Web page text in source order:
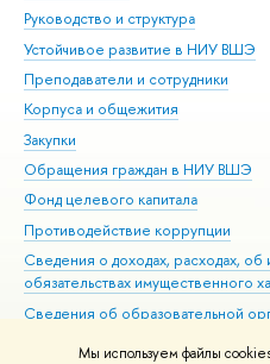
Мы используем файлы
Руководство и структура
Устойчивое развитие в НИУ ВШЭ
Преподаватели и сотрудники
Корпуса и общежития
Закупки
Обращения граждан в НИУ ВШЭ
Фонд целевого капитала
Противодействие коррупции
Сведения о доходах, расходах, об
обязательствах имущественного
Сведения об образовательной
Людям с ограниченными